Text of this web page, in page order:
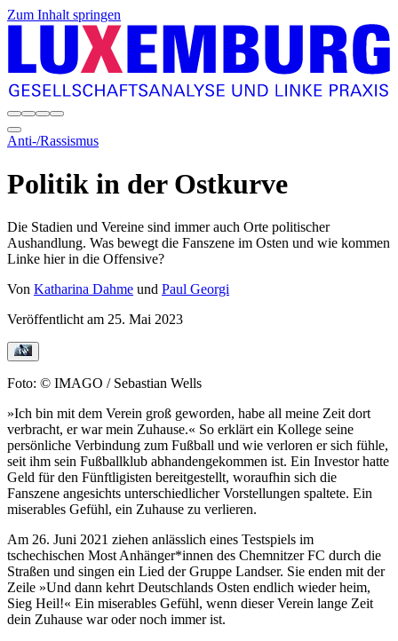
Zum Inhalt springen
Anti-/Rassismus
Politik in der Ostkurve
Die Stadien und Vereine sind immer auch Orte politischer
Aushandlung. Was bewegt die Fanszene im Osten und wie kommen
Linke hier in die Offensive?
Von Katharina Dahme und Paul Georgi
Veröffentlicht am 25. Mai 2023
Foto: © IMAGO / Sebastian Wells
»Ich bin mit dem Verein groß geworden, habe all meine Zeit dort
verbracht, er war mein Zuhause.« So erklärt ein Kollege seine
persönliche Verbindung zum Fußball und wie verloren er sich fühle,
seit ihm sein Fußballklub abhandengekommen ist. Ein Investor hatte
Geld für den Fünftligisten bereitgestellt, woraufhin sich die
Fanszene angesichts unterschiedlicher Vorstellungen spaltete. Ein
miserables Gefühl, ein Zuhause zu verlieren.
Am 26. Juni 2021 ziehen anlässlich eines Testspiels im
tschechischen Most Anhänger*innen des Chemnitzer FC durch die
Straßen und singen ein Lied der Gruppe Landser. Sie enden mit der
Zeile »Und dann kehrt Deutschlands Osten endlich wieder heim,
Sieg Heil!« Ein miserables Gefühl, wenn dieser Verein lange Zeit
dein Zuhause war oder noch immer ist.